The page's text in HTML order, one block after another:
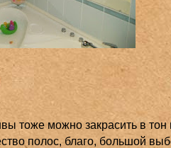
тоже можно закрасить в тон
полос, благо, большой